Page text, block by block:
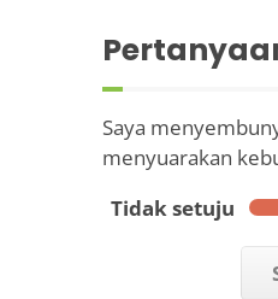
Saya
menyuarakan
Tidak setuju